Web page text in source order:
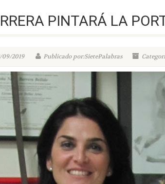
PINTARÁ LA
09/2019 Publicado por:SietePalabras